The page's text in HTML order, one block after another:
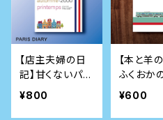
【店主夫婦の日
記】甘くないパリ
生活日記 1999
¥800
【本と羊
ふくおかの
¥600